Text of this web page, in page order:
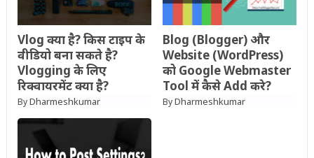
Vlog क्या है? किस टाइप के
वीडियो बना सकते है?
Vlogging के लिए
रिक्वायरमेंट क्या है?
ByDharmeshkumar
Blog (Blogger) और
Website (WordPress)
को Google Webmaster
Tool में कैसे Add करे?
ByDharmeshkumar